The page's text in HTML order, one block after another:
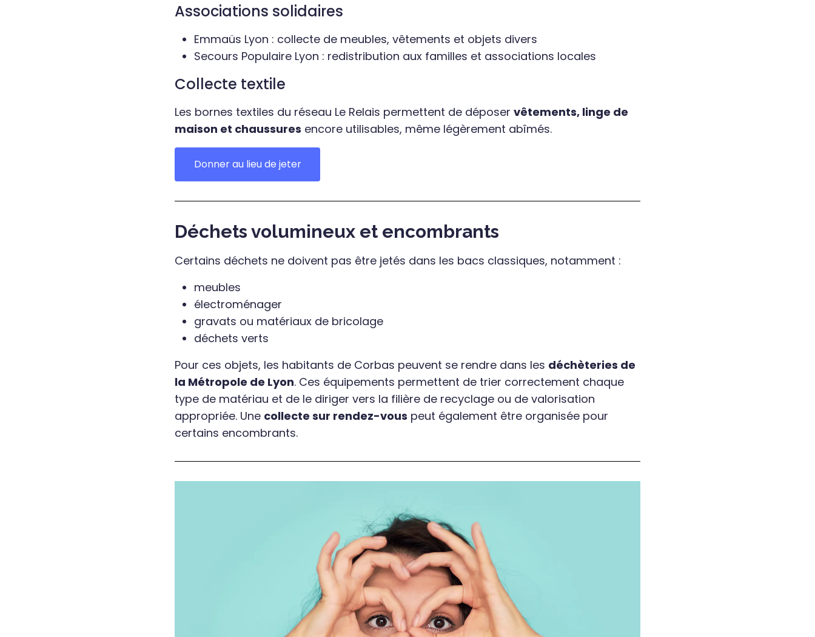
Associations solidaires
Emmaüs Lyon : collecte de meubles, vêtements et objets divers
Secours Populaire Lyon : redistribution aux familles et associations locales
Collecte textile
Les bornes textiles du réseau Le Relais permettent de déposer vêtements, linge de
maison et chaussures encore utilisables, même légèrement abîmés.
Donner au lieu de jeter
Déchets volumineux et encombrants
Certains déchets ne doivent pas être jetés dans les bacs classiques, notamment :
meubles
électroménager
gravats ou matériaux de bricolage
déchets verts
Pour ces objets, les habitants de Corbas peuvent se rendre dans les déchèteries de
la Métropole de Lyon. Ces équipements permettent de trier correctement chaque
type de matériau et de le diriger vers la filière de recyclage ou de valorisation
appropriée. Une collecte sur rendez-vous peut également être organisée pour
certains encombrants.